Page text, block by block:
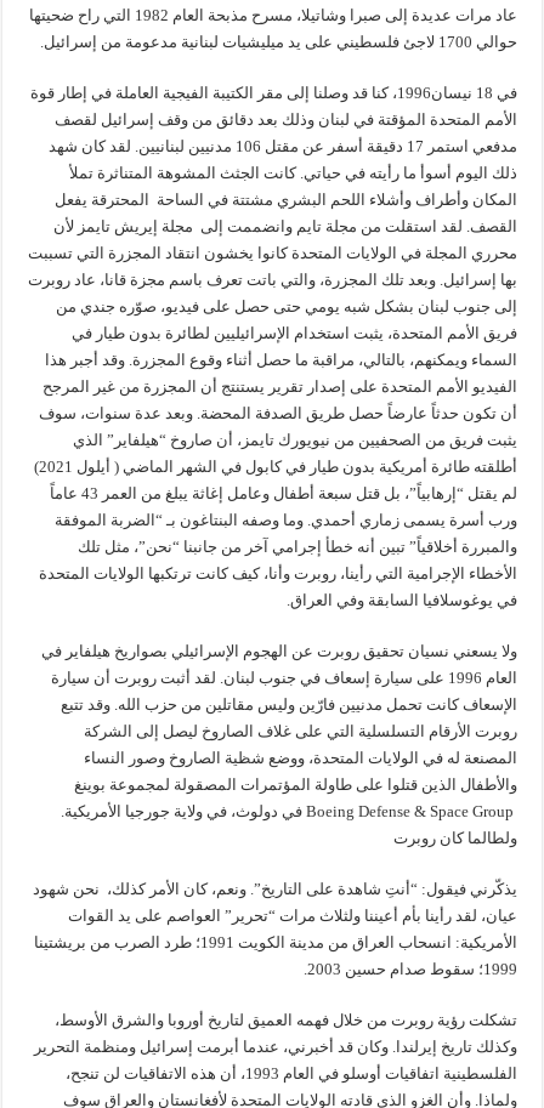
عاد مرات عديدة إلى صبرا وشاتيلا، مسرح مذبحة العام 1982 التي راح ضحيتها
حوالي 1700 لاجئ فلسطيني على يد ميليشيات لبنانية مدعومة من إسرائيل.
في 18 نيسان1996، كنا قد وصلنا إلى مقر الكتيبة الفيجية العاملة في إطار قوة
الأمم المتحدة المؤقتة في لبنان وذلك بعد دقائق من وقف إسرائيل لقصف
مدفعي استمر 17 دقيقة أسفر عن مقتل 106 مدنيين لبنانيين. لقد كان شهد
ذلك اليوم أسوأ ما رأيته في حياتي. كانت الجثث المشوهة المتناثرة تملأ
المكان وأطراف وأشلاء اللحم البشري مشتتة في الساحة المحترقة يفعل
القصف. لقد استقلت من مجلة تايم وانضممت إلى مجلة إيريش تايمز لأن
محرري المجلة في الولايات المتحدة كانوا يخشون انتقاد المجزرة التي تسببت
بها إسرائيل. وبعد تلك المجزرة، والتي باتت تعرف باسم مجزة قانا، عاد روبرت
إلى جنوب لبنان بشكل شبه يومي حتى حصل على فيديو، صوّره جندي من
فريق الأمم المتحدة، يثبت استخدام الإسرائيليين لطائرة بدون طيار في
السماء ويمكنهم، بالتالي، مراقبة ما حصل أثناء وقوع المجزرة. وقد أجبر هذا
الفيديو الأمم المتحدة على إصدار تقرير يستنتج أن المجزرة من غير المرجح
أن تكون حدثاً عارضاً حصل طريق الصدفة المحضة. وبعد عدة سنوات، سوف
يثبت فريق من الصحفيين من نيويورك تايمز، أن صاروخ “هيلفاير” الذي
أطلقته طائرة أمريكية بدون طيار في كابول في الشهر الماضي ( أيلول 2021)
لم يقتل “إرهابياً”، بل قتل سبعة أطفال وعامل إغاثة يبلغ من العمر 43 عاماً
ورب أسرة يسمى زماري أحمدي. وما وصفه البنتاغون بـ “الضربة الموفقة
والمبررة أخلاقياً” تبين أنه خطأ إجرامي آخر من جانبنا “نحن”، مثل تلك
الأخطاء الإجرامية التي رأينا، روبرت وأنا، كيف كانت ترتكبها الولايات المتحدة
في يوغوسلافيا السابقة وفي العراق.
ولا يسعني نسيان تحقيق روبرت عن الهجوم الإسرائيلي بصواريخ هيلفاير في
العام 1996 على سيارة إسعاف في جنوب لبنان. لقد أثبت روبرت أن سيارة
الإسعاف كانت تحمل مدنيين فارّين وليس مقاتلين من حزب الله. وقد تتبع
روبرت الأرقام التسلسلية التي على غلاف الصاروخ ليصل إلى الشركة
المصنعة له في الولايات المتحدة، ووضع شظية الصاروخ وصور النساء
والأطفال الذين قتلوا على طاولة المؤتمرات المصقولة لمجموعة بوينغ
Boeing Defense & Space Group في دولوث، في ولاية جورجيا الأمريكية.
ولطالما كان روبرت
يذكّرني فيقول: “أنتِ شاهدة على التاريخ”. ونعم، كان الأمر كذلك، نحن شهود
عيان، لقد رأينا بأم أعيننا ولثلاث مرات “تحرير” العواصم على يد القوات
الأمريكية: انسحاب العراق من مدينة الكويت 1991؛ طرد الصرب من بريشتينا
1999؛ سقوط صدام حسين 2003.
تشكلت رؤية روبرت من خلال فهمه العميق لتاريخ أوروبا والشرق الأوسط،
وكذلك تاريخ إيرلندا. وكان قد أخبرني، عندما أبرمت إسرائيل ومنظمة التحرير
الفلسطينية اتفاقيات أوسلو في العام 1993، أن هذه الاتفاقيات لن تنجح،
ولماذا. وأن الغزو الذي قادته الولايات المتحدة لأفغانستان والعراق سوف